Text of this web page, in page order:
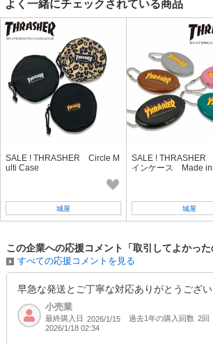
よく一緒にチェックされている商品
SALE ! THRASHER Circle M
ulti Case
城屋
SALE ! THRASHER
インケース Made in
城屋
この企業への応援コメント「取引してよかった
すべての応援コメントを見る
早急な発送とご丁寧な対応ありがとうござい
小売業
最終購入日 2026/1/15 過去1年の購入回数 2回
2026/1/18 02:34